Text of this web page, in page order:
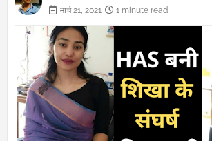
मार्च 21, 2021
1 minute read